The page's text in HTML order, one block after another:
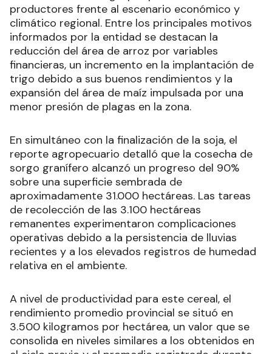
productores frente al escenario económico y
climático regional. Entre los principales motivos
informados por la entidad se destacan la
reducción del área de arroz por variables
financieras, un incremento en la implantación de
trigo debido a sus buenos rendimientos y la
expansión del área de maíz impulsada por una
menor presión de plagas en la zona.
En simultáneo con la finalización de la soja, el
reporte agropecuario detalló que la cosecha de
sorgo granífero alcanzó un progreso del 90%
sobre una superficie sembrada de
aproximadamente 31.000 hectáreas. Las tareas
de recolección de las 3.100 hectáreas
remanentes experimentaron complicaciones
operativas debido a la persistencia de lluvias
recientes y a los elevados registros de humedad
relativa en el ambiente.
A nivel de productividad para este cereal, el
rendimiento promedio provincial se situó en
3.500 kilogramos por hectárea, un valor que se
consolida en niveles similares a los obtenidos en